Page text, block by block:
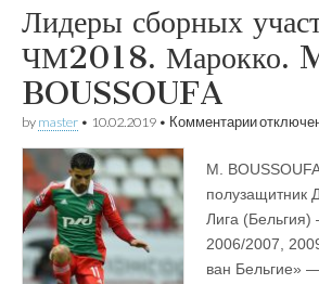
Лидеры сборных
ЧМ2018. Марокко.
BOUSSOUFA
by master • 10.02.2019 • Комментариик
сборных
ЧМ2018.
Марокко.
M.
M.
полузащитник
Лига
2006/2007,
ван Бельгие»